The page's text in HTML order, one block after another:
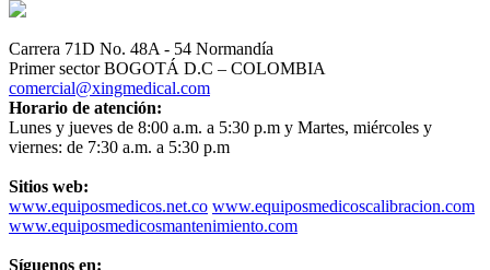
Carrera 71D No. 48A - 54 Normandía
Primer sector BOGOTÁ D.C – COLOMBIA
comercial@xingmedical.com
Horario de atención:
Lunes y jueves de 8:00 a.m. a 5:30 p.m y Martes, miércoles y
viernes: de 7:30 a.m. a 5:30 p.m
Sitios web:
www.equiposmedicos.net.co www.equiposmedicoscalibracion.com
www.equiposmedicosmantenimiento.com
Síguenos en: